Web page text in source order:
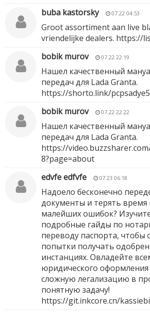
buba kastorsky
07.22 04:53
Groot assortiment aan live
vriendelijke dealers. https://
bobik murov
07.22 22:19
Нашел качественный
передач для Lada Granta.
https://shorto.link/
bobik murov
07.22 22:22
Нашел качественный
передач для Lada Granta.
https://
8?page=about
edvfe edfvfe
07.23 06:18
Надоело бесконечно
документы и терять время
малейших ошибок?
подробные гайды по
переводу паспорта, чтобы
попытки получать
инстанциях. Овладейте
юридического
сложную легализацию в
понятную задачу!
https://git.inkcore.cn/